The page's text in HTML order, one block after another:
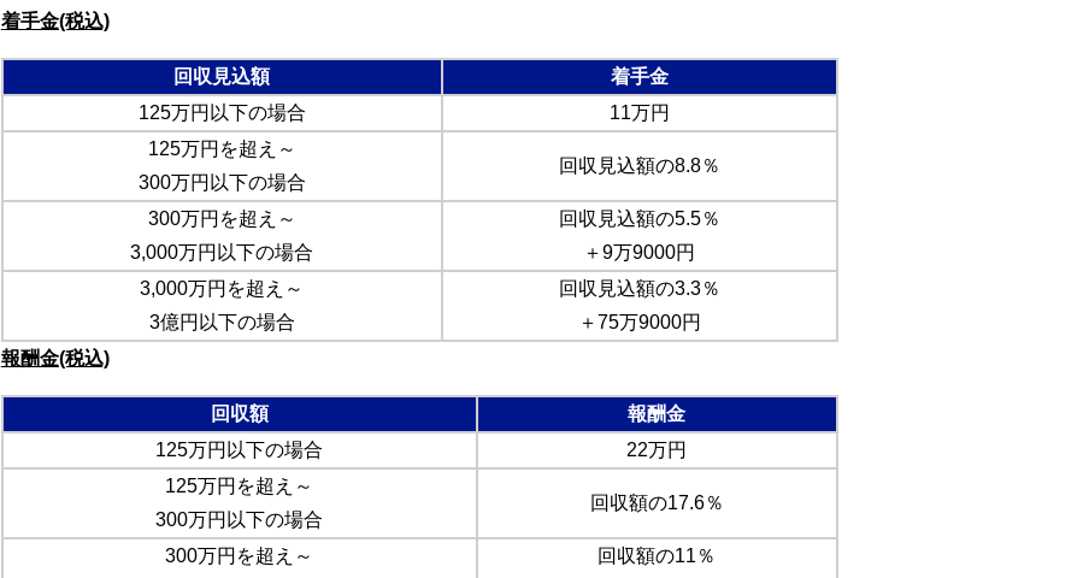
着手金(税込)
回収見込額
着手金
125万円以下の場合
11万円
125万円を超え～
300万円以下の場合
回収見込額の8.8％
300万円を超え～
3,000万円以下の場合
回収見込額の5.5％
＋9万9000円
3,000万円を超え～
3億円以下の場合
回収見込額の3.3％
＋75万9000円
報酬金(税込)
回収額
報酬金
125万円以下の場合
22万円
125万円を超え～
300万円以下の場合
回収額の17.6％
300万円を超え～
回収額の11％